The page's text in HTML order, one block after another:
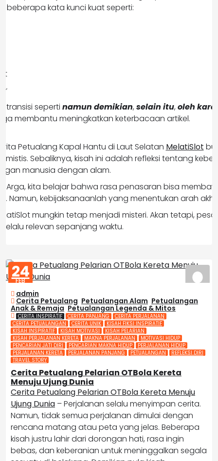
beberapa kata kunci kuat seperti:
transisi seperti namun demikian, selain itu, oleh
membantu meningkatkan keterbacaan artikel.
Petualang Kapal Hantu di Laut Selatan MelatiSlot
Sebaliknya, kisah ini adalah refleksi tentang
manusia dengan alam.
Arga, kita belajar bahwa rasa penasaran bisa
Namun, kebijaksanaanlah yang menentukan arah
mungkin tetap menjadi misteri. Akan tetapi,
relevan sepanjang waktu.
24
FEB
admin
Cerita Petualang Petualangan Alam Petualangan
Anak & Remaja Petualangan Legenda & Mitos
CERITA INSPIRATIF CERITA PANJANG
CERITA PERJALANAN
CERITA PETUALANGAN
CERITA UNIK
KISAH FIKSI INSPIRATIF
KISAH INSPIRATIF
KISAH MOTIVASI
KISAH PELARIAN
KISAH PERJALANAN KERETA
MAKNA PERJALANAN
MOTIVASI HIDUP
PENCARIAN JATI DIRI
PENCARIAN MAKNA HIDUP
PERJALANAN HIDUP
PERJALANAN KERETA
PERJALANAN PANJANG PETUALANGAN
REFLEKSI DIRI
TRAVEL STORY
Cerita Petualang Pelarian OTBola Kereta
Menuju Ujung Dunia
Cerita Petualang Pelarian OTBola Kereta Menuju
Ujung Dunia – Perjalanan selalu menyimpan cerita.
Namun, tidak semua perjalanan dimulai dengan
rencana matang atau peta yang jelas. Beberapa
kisah justru lahir dari dorongan hati, rasa ingin
bebas, dan keberanian untuk meninggalkan segala